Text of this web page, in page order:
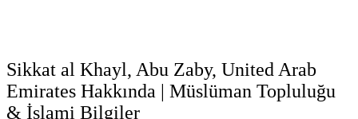
Sikkat al Khayl, Abu Zaby, United Arab
Emirates Hakkında | Müslüman Topluluğu
& İslami Bilgiler